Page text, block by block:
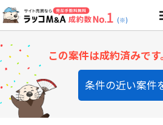
(※)
この案件は成約済みです
条件の近い案件